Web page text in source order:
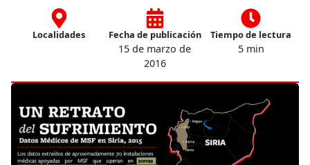
Localidades Fecha de publicación
15 de marzo de
2016
Tiempo de lectura
5 min